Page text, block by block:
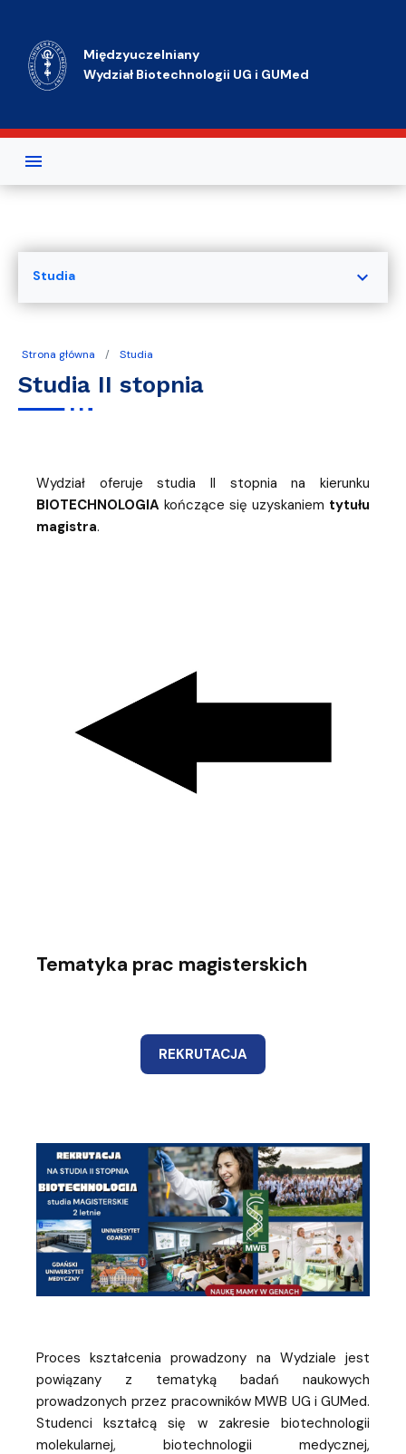
Międzyuczelniany
Wydział Biotechnologii UG i GUMed
Strona główna Studia
Studia II stopnia
Wydział oferuje studia II stopnia na kierunku
BIOTECHNOLOGIA kończące się uzyskaniem tytułu
magistra.
Tematyka prac magisterskich
REKRUTACJA
Proces kształcenia prowadzony na Wydziale jest
powiązany z tematyką badań naukowych
prowadzonych przez pracowników MWB UG i GUMed.
Studenci kształcą się w zakresie biotechnologii
molekularnej, biotechnologii medycznej,
Studia expand_more